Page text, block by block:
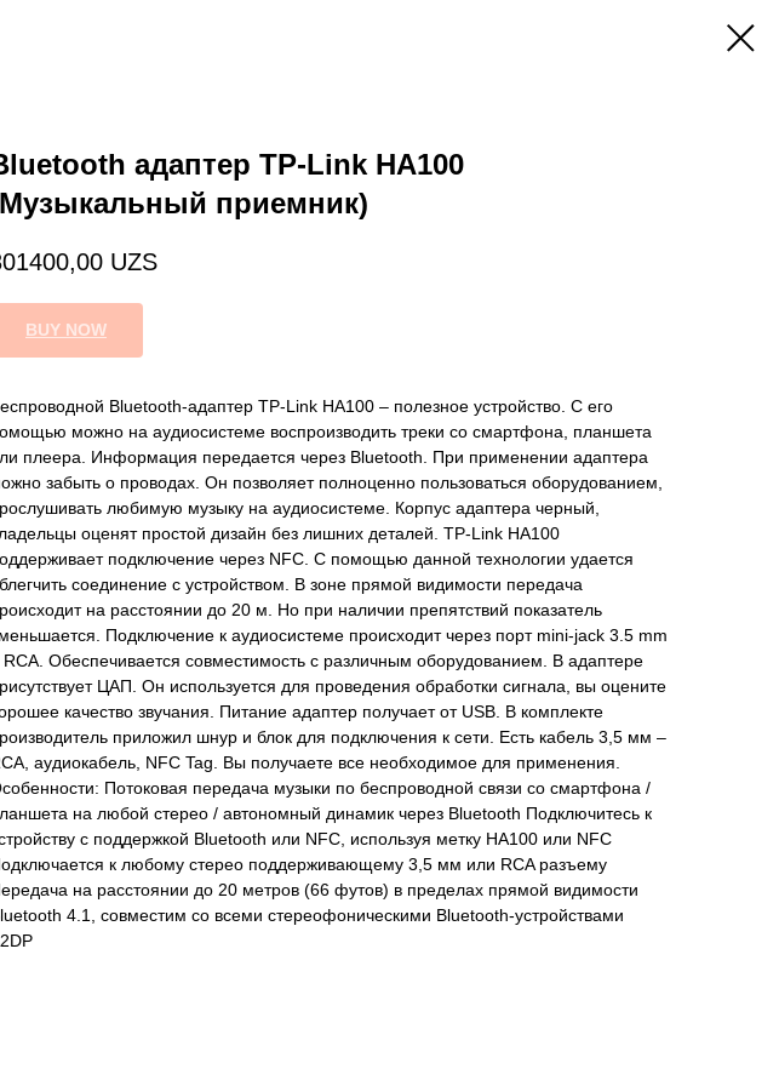
адаптер TP-Link HA100
приемник)
UZS
BUY NOW
Bluetooth-адаптер TP-Link HA100 – полезное устройство. С его
можно на аудиосистеме воспроизводить треки со смартфона, планшета
плеера. Информация передается через Bluetooth. При применении адаптера
забыть о проводах. Он позволяет полноценно пользоваться оборудованием,
любимую музыку на аудиосистеме. Корпус адаптера черный,
оценят простой дизайн без лишних деталей. TP-Link HA100
подключение через NFС. С помощью данной технологии удается
соединение с устройством. В зоне прямой видимости передача
на расстоянии до 20 м. Но при наличии препятствий показатель
Подключение к аудиосистеме происходит через порт mini-jack 3.5 mm
RCA. Обеспечивается совместимость с различным оборудованием. В адаптере
ЦАП. Он используется для проведения обработки сигнала, вы оцените
качество звучания. Питание адаптер получает от USB. В комплекте
приложил шнур и блок для подключения к сети. Есть кабель 3,5 мм –
аудиокабель, NFC Tag. Вы получаете все необходимое для применения.
Потоковая передача музыки по беспроводной связи со смартфона /
на любой стерео / автономный динамик через Bluetooth Подключитесь к
с поддержкой Bluetooth или NFC, используя метку HA100 или NFC
к любому стерео поддерживающему 3,5 мм или RCA разъему
на расстоянии до 20 метров (66 футов) в пределах прямой видимости
4.1, совместим со всеми стереофоническими Bluetooth-устройствами